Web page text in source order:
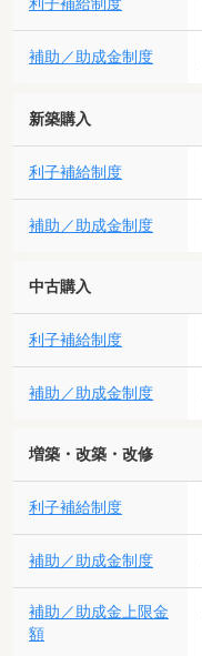
利子補給制度
補助／助成金制度
新築購入
利子補給制度
補助／助成金制度
中古購入
利子補給制度
補助／助成金制度
増築・改築・改修
利子補給制度
補助／助成金制度
補助／助成金上限金
額